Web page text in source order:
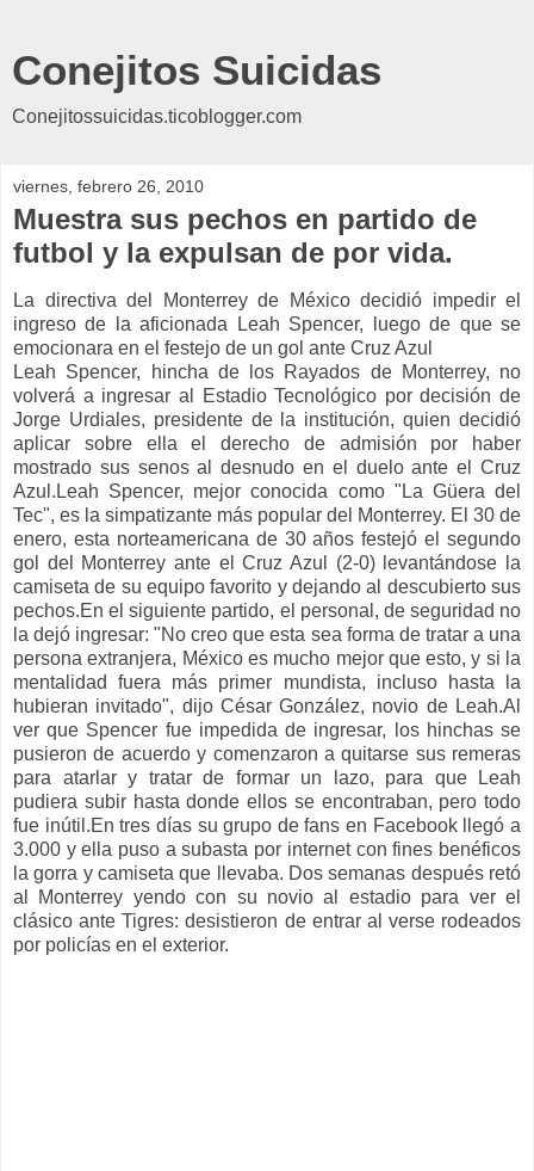
Conejitos Suicidas
Conejitossuicidas.ticoblogger.com
viernes, febrero 26, 2010
Muestra sus pechos en partido de
futbol y la expulsan de por vida.
La directiva del Monterrey de México decidió impedir el
ingreso de la aficionada Leah Spencer, luego de que se
emocionara en el festejo de un gol ante Cruz Azul
Leah Spencer, hincha de los Rayados de Monterrey, no
volverá a ingresar al Estadio Tecnológico por decisión de
Jorge Urdiales, presidente de la institución, quien decidió
aplicar sobre ella el derecho de admisión por haber
mostrado sus senos al desnudo en el duelo ante el Cruz
Azul.Leah Spencer, mejor conocida como "La Güera del
Tec", es la simpatizante más popular del Monterrey. El 30 de
enero, esta norteamericana de 30 años festejó el segundo
gol del Monterrey ante el Cruz Azul (2-0) levantándose la
camiseta de su equipo favorito y dejando al descubierto sus
pechos.En el siguiente partido, el personal, de seguridad no
la dejó ingresar: "No creo que esta sea forma de tratar a una
persona extranjera, México es mucho mejor que esto, y si la
mentalidad fuera más primer mundista, incluso hasta la
hubieran invitado", dijo César González, novio de Leah.Al
ver que Spencer fue impedida de ingresar, los hinchas se
pusieron de acuerdo y comenzaron a quitarse sus remeras
para atarlar y tratar de formar un lazo, para que Leah
pudiera subir hasta donde ellos se encontraban, pero todo
fue inútil.En tres días su grupo de fans en Facebook llegó a
3.000 y ella puso a subasta por internet con fines benéficos
la gorra y camiseta que llevaba. Dos semanas después retó
al Monterrey yendo con su novio al estadio para ver el
clásico ante Tigres: desistieron de entrar al verse rodeados
por policías en el exterior.